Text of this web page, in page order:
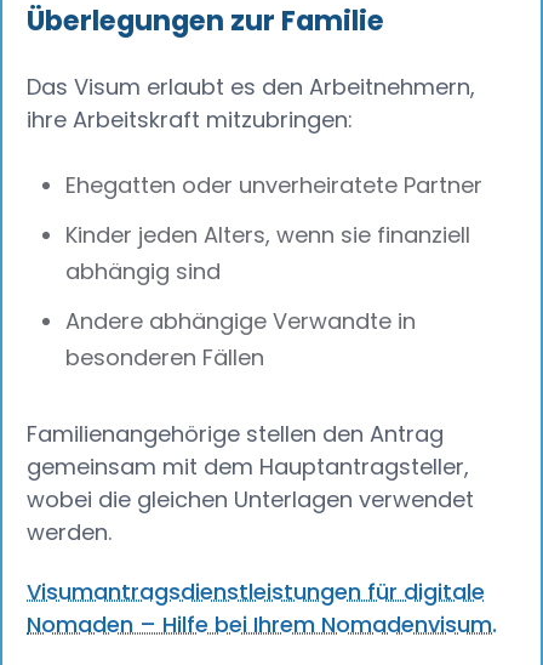
Überlegungen zur Familie
Das Visum erlaubt es den Arbeitnehmern,
ihre Arbeitskraft mitzubringen:
Ehegatten oder unverheiratete Partner
Kinder jeden Alters, wenn sie finanziell
abhängig sind
Andere abhängige Verwandte in
besonderen Fällen
Familienangehörige stellen den Antrag
gemeinsam mit dem Hauptantragsteller,
wobei die gleichen Unterlagen verwendet
werden.
Visumantragsdienstleistungen für digitale
Nomaden – Hilfe bei Ihrem Nomadenvisum.